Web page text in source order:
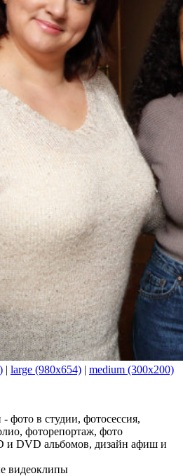
| large (980x654) | medium (300x200)
в студии, фотосессия,
фоторепортаж, фото
и DVD альбомов, дизайн афиш и
видеоклипы